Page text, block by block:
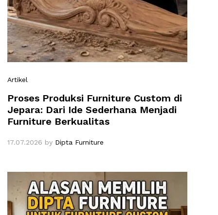
Artikel
Proses Produksi Furniture Custom di
Jepara: Dari Ide Sederhana Menjadi
Furniture Berkualitas
17.07.2026 by Dipta Furniture